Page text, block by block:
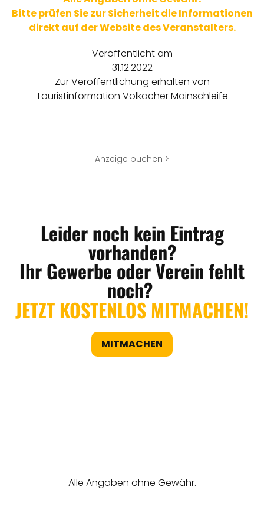
Bitte prüfen Sie zur Sicherheit die Informationen
direkt auf der Website des Veranstalters.
Veröffentlicht am
31.12.2022
Zur Veröffentlichung erhalten von
Touristinformation Volkacher Mainschleife
Anzeige buchen >
Leider noch kein Eintrag
vorhanden?
Ihr Gewerbe oder Verein fehlt
noch?
JETZT KOSTENLOS MITMACHEN!
MITMACHEN